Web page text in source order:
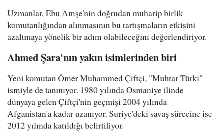
Uzmanlar, Ebu Amşe'nin doğrudan muharip birlik
komutanlığından alınmasının bu tartışmaların etkisini
azaltmaya yönelik bir adım olabileceğini değerlendiriyor.
Ahmed Şara'nın yakın isimlerinden biri
Yeni komutan Ömer Muhammed Çiftçi, "Muhtar Türki"
ismiyle de tanınıyor. 1980 yılında Osmaniye ilinde
dünyaya gelen Çiftçi'nin geçmişi 2004 yılında
Afganistan'a kadar uzanıyor. Suriye'deki savaş sürecine ise
2012 yılında katıldığı belirtiliyor.